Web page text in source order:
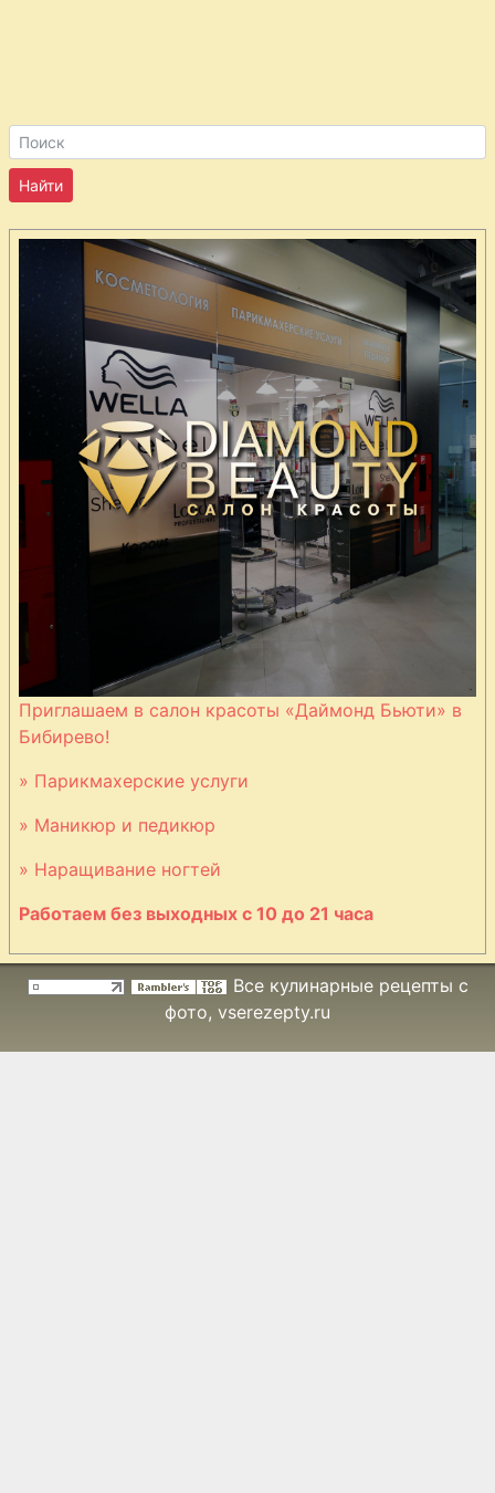
Приглашаем в салон красоты «Даймонд Бьюти» в
Бибирево!
» Парикмахерские услуги
» Маникюр и педикюр
» Наращивание ногтей
Работаем без выходных с 10 до 21 часа
Все кулинарные рецепты с
фото, vserezepty.ru